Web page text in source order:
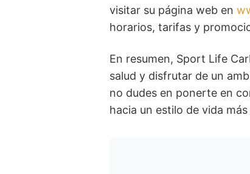
visitar su página web en
horarios, tarifas y
En resumen, Sport Life
salud y disfrutar de un
no dudes en ponerte en
hacia un estilo de vida más